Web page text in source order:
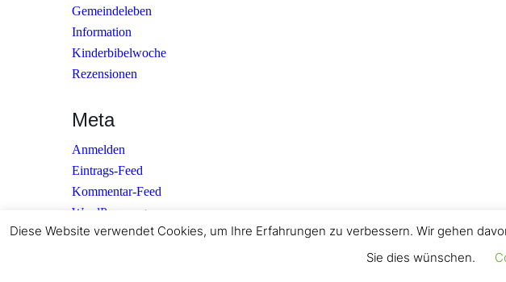
Gemeindeleben
Information
Kinderbibelwoche
Rezensionen
Meta
Anmelden
Eintrags-Feed
Kommentar-Feed
WordPress.org
Diese Website verwendet Cookies, um Ihre Erfahrungen zu verbessern. Wir gehen
Sie dies wünschen.